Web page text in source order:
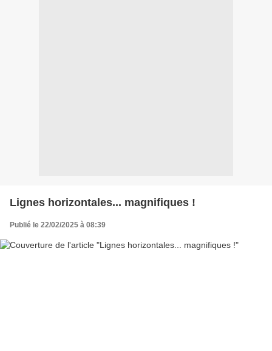
Lignes horizontales... magnifiques !
Publié le 22/02/2025 à 08:39